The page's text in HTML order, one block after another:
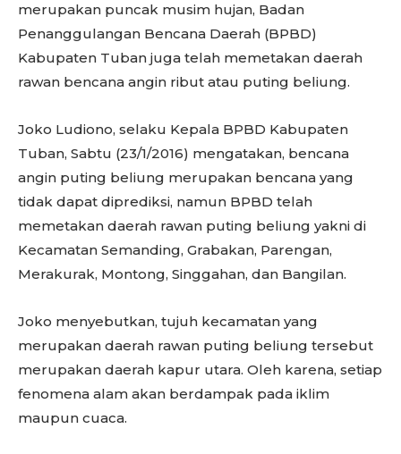
merupakan puncak musim hujan, Badan
Penanggulangan Bencana Daerah (BPBD)
Kabupaten Tuban juga telah memetakan daerah
rawan bencana angin ribut atau puting beliung.
Joko Ludiono, selaku Kepala BPBD Kabupaten
Tuban, Sabtu (23/1/2016) mengatakan, bencana
angin puting beliung merupakan bencana yang
tidak dapat diprediksi, namun BPBD telah
memetakan daerah rawan puting beliung yakni di
Kecamatan Semanding, Grabakan, Parengan,
Merakurak, Montong, Singgahan, dan Bangilan.
Joko menyebutkan, tujuh kecamatan yang
merupakan daerah rawan puting beliung tersebut
merupakan daerah kapur utara. Oleh karena, setiap
fenomena alam akan berdampak pada iklim
maupun cuaca.